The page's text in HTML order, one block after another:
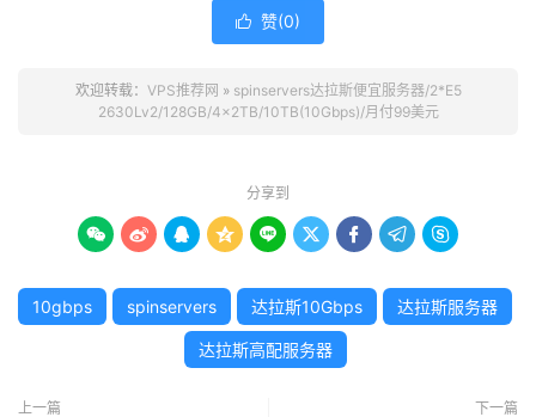
 赞(0)
欢迎转载： VPS推荐网 » spinservers达拉斯便宜服务器/2*E5
2630Lv2/128GB/4x2TB/10TB(10Gbps)/月付99美元
分享到
        
10gbps spinservers 达拉斯10Gbps 达拉斯服务器
达拉斯高配服务器
上一篇 下一篇